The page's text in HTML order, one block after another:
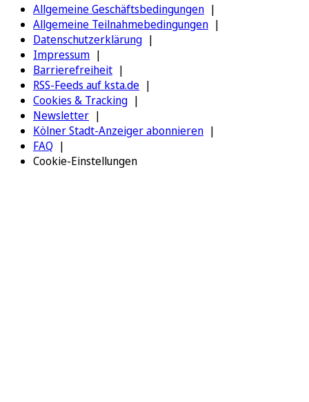
Allgemeine Geschäftsbedingungen
Allgemeine Teilnahmebedingungen
Datenschutzerklärung
Impressum
Barrierefreiheit
RSS-Feeds auf ksta.de
Cookies & Tracking
Newsletter
Kölner Stadt-Anzeiger abonnieren
FAQ
Cookie-Einstellungen